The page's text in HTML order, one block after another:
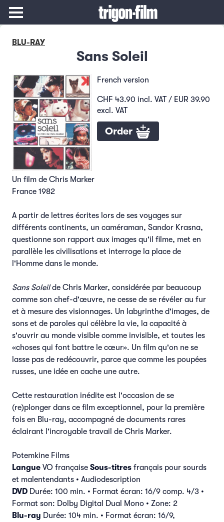
BLU-RAY
Sans Soleil
French version
CHF 43.90 incl. VAT / EUR 39.90
excl. VAT
Order
Un film de Chris Marker
France 1982
A partir de lettres écrites lors de ses voyages sur
différents continents, un caméraman, Sandor Krasna,
questionne son rapport aux images qu'il filme, met en
parallèle les civilisations et interroge la place de
l'Homme dans le monde.
Sans Soleilde Chris Marker, considérée par beaucoup
comme son chef-d'œuvre, ne cesse de se révéler au fur
et à mesure des visionnages. Un labyrinthe d'images, de
sons et de paroles qui célèbre la vie, la capacité à
s'ouvrir au monde visible comme invisible, et toutes les
«choses qui font battre le cœur». Un film qu'on ne se
lasse pas de redécouvrir, parce que comme les poupées
russes, une idée en cache une autre.
Cette restauration inédite est l'occasion de se
(re)plonger dans ce film exceptionnel, pour la première
fois en Blu-ray, accompagné de documents rares
éclairant l'incroyable travail de Chris Marker.
Potemkine Films
Langue VO française Sous-titres français pour sourds
et malentendants • Audiodescription
DVD Durée: 100 min. • Format écran: 16/9 comp. 4/3 •
Format son: Dolby Digital Dual Mono • Zone: 2
Blu-ray Durée: 104 min. • Format écran: 16/9,